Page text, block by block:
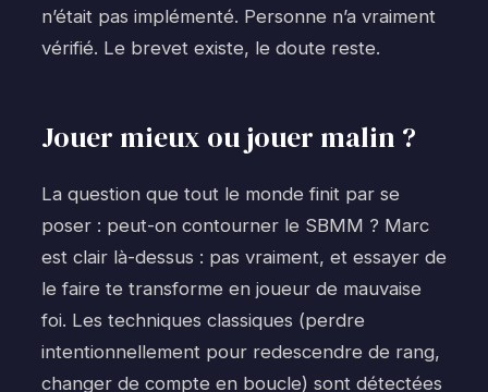
n’était pas implémenté. Personne n’a vraiment
vérifié. Le brevet existe, le doute reste.
Jouer mieux ou jouer malin ?
La question que tout le monde finit par se
poser : peut-on contourner le SBMM ? Marc
est clair là-dessus : pas vraiment, et essayer de
le faire te transforme en joueur de mauvaise
foi. Les techniques classiques (perdre
intentionnellement pour redescendre de rang,
changer de compte en boucle) sont détectées